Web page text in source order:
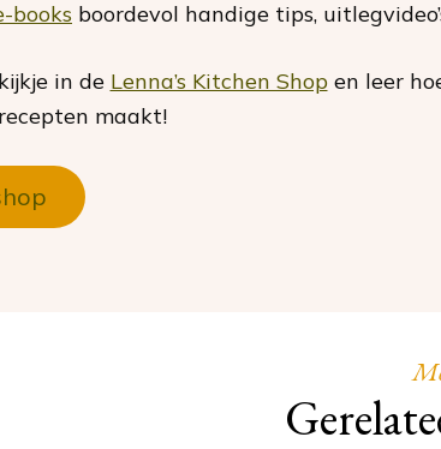
books boordevol handige tips,
in de Lenna’s Kitchen Shopen leer
maakt!